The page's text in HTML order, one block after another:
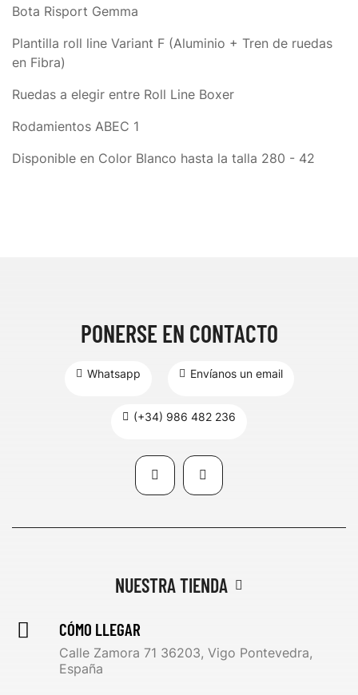
Bota Risport Gemma
Plantilla roll line Variant F (Aluminio + Tren de ruedas
en Fibra)
Ruedas a elegir entre Roll Line Boxer
Rodamientos ABEC 1
Disponible en Color Blanco hasta la talla 280 - 42
PONERSE EN CONTACTO
Whatsapp Envíanos un email
(+34) 986 482 236
NUESTRA TIENDA
CÓMO LLEGAR
Calle Zamora 71 36203, Vigo Pontevedra,
España